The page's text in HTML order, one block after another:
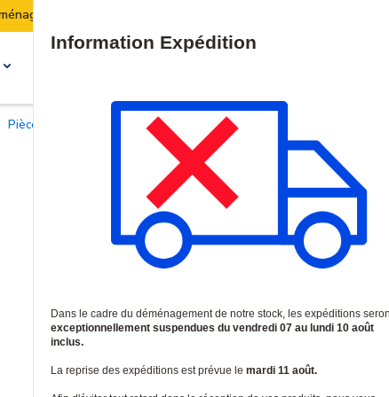
Les expéditions seront suspendues du 07 au 10 août
Pièces pour serrures magnétiques